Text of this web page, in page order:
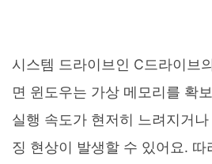
시스템 드라이브인 C드라이브
면 윈도우는 가상 메모리를 확
실행 속도가 현저히 느려지거
징 현상이 발생할 수 있어요. 따